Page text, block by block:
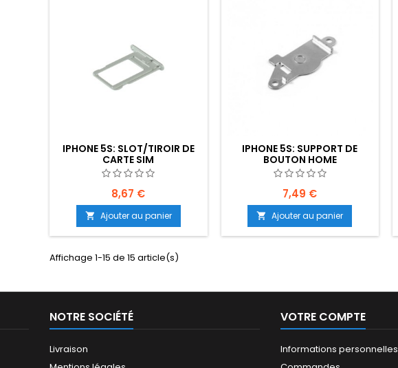
IPHONE 5S: SLOT/TIROIR DE
CARTE SIM
8,67 €
 Ajouter au panier
IPHONE 5S: SUPPORT DE
BOUTON HOME
7,49 €
 Ajouter au panier
Affichage 1-15 de 15 article(s)
NOTRE SOCIÉTÉ
Livraison
VOTRE COMPTE
Informations personnelles